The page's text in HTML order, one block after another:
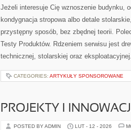
Jeżeli interesuje Cię wznoszenie budynku,
kondygnacja stropowa albo detale
przystępny sposób, bez zbędnej teorii.
Testy Produktów. Rdzeniem serwisu jest
technicznej, stolarskiej oraz
CATEGORIES: ARTYKUŁY SPONSOROWANE
PROJEKTY I
POSTED BY ADMIN LUT - 12 - 2026